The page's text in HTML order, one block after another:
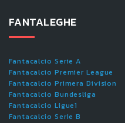
FANTALEGHE
Fantacalcio Serie A
Fantacalcio Premier League
Fantacalcio Primera Division
Fantacalcio Bundesliga
Fantacalcio Ligue1
Fantacalcio Serie B